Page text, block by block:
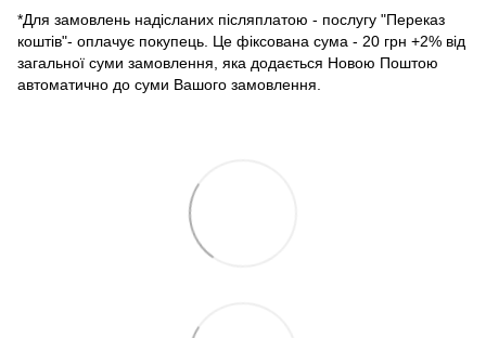
*Для замовлень надісланих післяплатою - послугу "Переказ
коштів"- оплачує покупець. Це фіксована сума - 20 грн +2% від
загальної суми замовлення, яка додається Новою Поштою
автоматично до суми Вашого замовлення.